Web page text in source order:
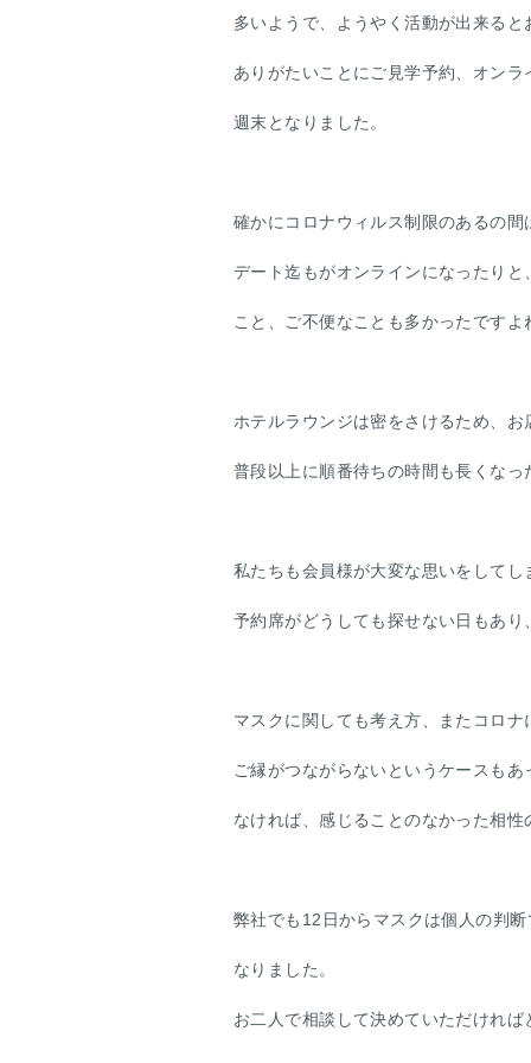
多いようで、ようやく活動が出来る
ありがたいことにご見学予約、オン
週末となりました。
確かにコロナウィルス制限のあるの
デート迄もがオンラインになったり
こと、ご不便なことも多かったですよ
ホテルラウンジは密をさけるため、
普段以上に順番待ちの時間も長くな
私たちも会員様が大変な思いをして
予約席がどうしても探せない日もあ
マスクに関しても考え方、またコロ
ご縁がつながらないというケースも
なければ、感じることのなかった相
弊社でも12日からマスクは個人の判
なりました。
お二人で相談して決めていただければ